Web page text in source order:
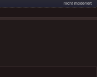
nicht moderiert